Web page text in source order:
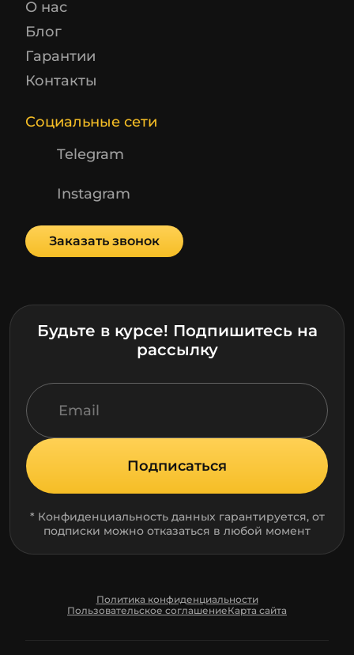
О нас
Блог
Гарантии
Контакты
Социальные сети
Telegram
Instagram
Заказать звонок
Будьте в курсе! Подпишитесь на
рассылку
Подписаться
* Конфиденциальность данных гарантируется, от
подписки можно отказаться в любой момент
Политика конфиденциальности
Пользовательское соглашениеКарта сайта